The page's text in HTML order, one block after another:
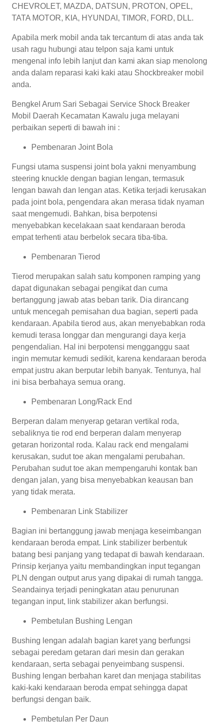
CHEVROLET, MAZDA, DATSUN, PROTON, OPEL,
TATA MOTOR, KIA, HYUNDAI, TIMOR, FORD, DLL.
Apabila merk mobil anda tak tercantum di atas anda tak
usah ragu hubungi atau telpon saja kami untuk
mengenal info lebih lanjut dan kami akan siap menolong
anda dalam reparasi kaki kaki atau Shockbreaker mobil
anda.
Bengkel Arum Sari Sebagai Service Shock Breaker
Mobil Daerah Kecamatan Kawalu juga melayani
perbaikan seperti di bawah ini :
Pembenaran Joint Bola
Fungsi utama suspensi joint bola yakni menyambung
steering knuckle dengan bagian lengan, termasuk
lengan bawah dan lengan atas. Ketika terjadi kerusakan
pada joint bola, pengendara akan merasa tidak nyaman
saat mengemudi. Bahkan, bisa berpotensi
menyebabkan kecelakaan saat kendaraan beroda
empat terhenti atau berbelok secara tiba-tiba.
Pembenaran Tierod
Tierod merupakan salah satu komponen ramping yang
dapat digunakan sebagai pengikat dan cuma
bertanggung jawab atas beban tarik. Dia dirancang
untuk mencegah pemisahan dua bagian, seperti pada
kendaraan. Apabila tierod aus, akan menyebabkan roda
kemudi terasa longgar dan mengurangi daya kerja
pengendalian. Hal ini berpotensi mengganggu saat
ingin memutar kemudi sedikit, karena kendaraan beroda
empat justru akan berputar lebih banyak. Tentunya, hal
ini bisa berbahaya semua orang.
Pembenaran Long/Rack End
Berperan dalam menyerap getaran vertikal roda,
sebaliknya tie rod end berperan dalam menyerap
getaran horizontal roda. Kalau rack end mengalami
kerusakan, sudut toe akan mengalami perubahan.
Perubahan sudut toe akan mempengaruhi kontak ban
dengan jalan, yang bisa menyebabkan keausan ban
yang tidak merata.
Pembenaran Link Stabilizer
Bagian ini bertanggung jawab menjaga keseimbangan
kendaraan beroda empat. Link stabilizer berbentuk
batang besi panjang yang tedapat di bawah kendaraan.
Prinsip kerjanya yaitu membandingkan input tegangan
PLN dengan output arus yang dipakai di rumah tangga.
Seandainya terjadi peningkatan atau penurunan
tegangan input, link stabilizer akan berfungsi.
Pembetulan Bushing Lengan
Bushing lengan adalah bagian karet yang berfungsi
sebagai peredam getaran dari mesin dan gerakan
kendaraan, serta sebagai penyeimbang suspensi.
Bushing lengan berbahan karet dan menjaga stabilitas
kaki-kaki kendaraan beroda empat sehingga dapat
berfungsi dengan baik.
Pembetulan Per Daun